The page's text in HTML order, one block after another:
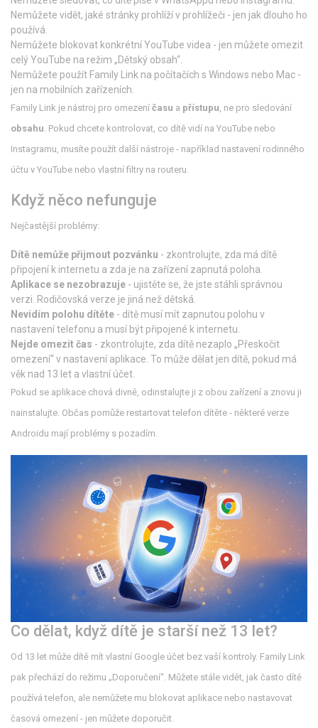
Nemůžete vidět, jaké stránky prohlíží v prohlížeči - jen jak dlouho ho
používá.
Nemůžete blokovat konkrétní YouTube videa - jen můžete omezit
celý YouTube na režim „Dětský obsah“.
Nemůžete použít Family Link na počítačích s Windows nebo Mac -
jen na mobilních zařízeních.
Family Link je nástroj pro omezení času a přístupu, ne pro sledování
obsahu. Pokud chcete kontrolovat, co dítě vidí na YouTube nebo
Instagramu, musíte použít další nástroje - například nastavení rodinného
účtu v YouTube nebo vlastní filtry na routeru.
Když něco nefunguje
Nejčastější problémy:
Dítě nemůže přijmout pozvánku - zkontrolujte, zda má dítě
připojení k internetu a zda je na zařízení zapnutá poloha.
Aplikace se nezobrazuje - ujistěte se, že jste stáhli správnou
verzi. Rodičovská verze je jiná než dětská.
Nevidím polohu dítěte - dítě musí mít zapnutou polohu v
nastavení telefonu a musí být připojené k internetu.
Nejde omezit čas - zkontrolujte, zda dítě nezaplo „Přeskočit
omezení“ v nastavení aplikace. To může dělat jen dítě, pokud má
věk nad 13 let a vlastní účet.
Pokud se aplikace chová divně, odinstalujte ji z obou zařízení a znovu ji
nainstalujte. Občas pomůže restartovat telefon dítěte - některé verze
Androidu mají problémy s pozadím.
Co dělat, když dítě je starší než 13 let?
Od 13 let může dítě mít vlastní Google účet bez vaší kontroly. Family Link
pak přechází do režimu „Doporučení“. Můžete stále vidět, jak často dítě
používá telefon, ale nemůžete mu blokovat aplikace nebo nastavovat
časová omezení - jen můžete doporučit.